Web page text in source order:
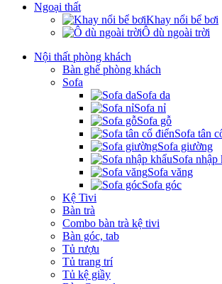
Ngoại thất
Khay nổi bể bơi
Ô dù ngoài trời
Nội thất phòng khách
Bàn ghế phòng khách
Sofa
Sofa da
Sofa nỉ
Sofa gỗ
Sofa tân
Sofa giường
Sofa nhập
Sofa văng
Sofa góc
Kệ Tivi
Bàn trà
Combo bàn trà kệ tivi
Bàn góc, tab
Tủ rượu
Tủ trang trí
Tủ kệ giầy